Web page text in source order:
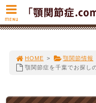
HOME > 顎関節情報
顎関節症を千葉でお探し
MENU